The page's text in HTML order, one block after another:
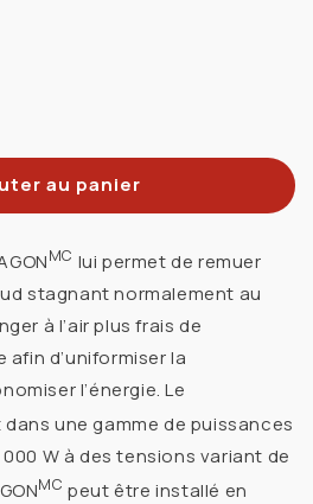
au panier
MC lui permet de remuer
stagnant normalement au
à l’air plus frais de
afin d’uniformiser la
l’énergie. Le
une gamme de puissances
W à des tensions variant de
MC peut être installé en